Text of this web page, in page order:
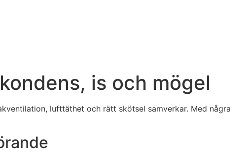
is och mögel
lufttäthet och rätt skötsel samverkar. Med några